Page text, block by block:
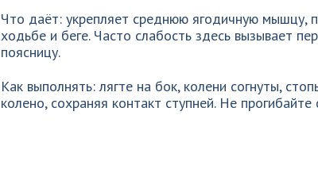
Что даёт: укрепляет среднюю ягодичную мышцу,
ходьбе и беге. Часто слабость здесь вызывает
поясницу.
Как выполнять: лягте на бок, колени согнуты,
колено, сохраняя контакт ступней. Не прогибайте